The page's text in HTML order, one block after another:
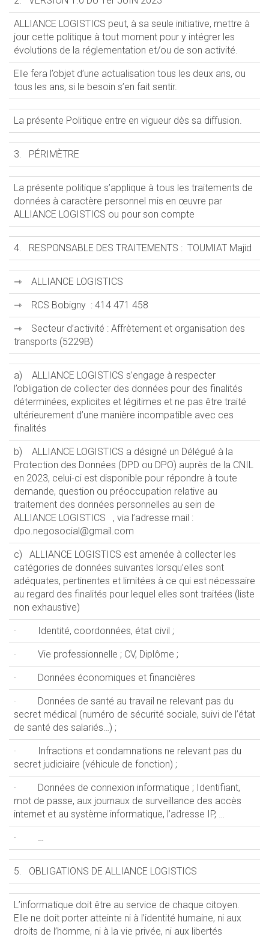
ALLIANCE LOGISTICS peut, à sa seule initiative, mettre à
jour cette politique à tout moment pour y intégrer les
évolutions de la réglementation et/ou de son activité.
Elle fera l’objet d’une actualisation tous les deux ans, ou
tous les ans, si le besoin s’en fait sentir.
La présente Politique entre en vigueur dès sa diffusion.
3. PÉRIMÈTRE
La présente politique s’applique à tous les traitements de
données à caractère personnel mis en œuvre par
ALLIANCE LOGISTICS ou pour son compte
4. RESPONSABLE DES TRAITEMENTS : TOUMIAT Majid
⇾ ALLIANCE LOGISTICS
⇾ RCS Bobigny : 414 471 458
⇾ Secteur d’activité : Affrètement et organisation des
transports (5229B)
a) ALLIANCE LOGISTICS s’engage à respecter
l’obligation de collecter des données pour des finalités
déterminées, explicites et légitimes et ne pas être traité
ultérieurement d’une manière incompatible avec ces
finalités
b) ALLIANCE LOGISTICS a désigné un Délégué à la
Protection des Données (DPD ou DPO) auprès de la CNIL
en 2023, celui-ci est disponible pour répondre à toute
demande, question ou préoccupation relative au
traitement des données personnelles au sein de
ALLIANCE LOGISTICS , via l’adresse mail :
dpo.negosocial@gmail.com
c) ALLIANCE LOGISTICS est amenée à collecter les
catégories de données suivantes lorsqu’elles sont
adéquates, pertinentes et limitées à ce qui est nécessaire
au regard des finalités pour lequel elles sont traitées (liste
non exhaustive)
· Identité, coordonnées, état civil ;
· Vie professionnelle ; CV, Diplôme ;
· Données économiques et financières
· Données de santé au travail ne relevant pas du
secret médical (numéro de sécurité sociale, suivi de l’état
de santé des salariés…) ;
· Infractions et condamnations ne relevant pas du
secret judiciaire (véhicule de fonction) ;
· Données de connexion informatique ; Identifiant,
mot de passe, aux journaux de surveillance des accès
internet et au système informatique, l’adresse IP, …
· …
5. OBLIGATIONS DE ALLIANCE LOGISTICS
L’informatique doit être au service de chaque citoyen.
Elle ne doit porter atteinte ni à l’identité humaine, ni aux
droits de l’homme, ni à la vie privée, ni aux libertés